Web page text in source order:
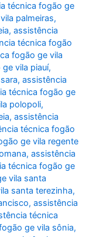
técnica fogão ge
palmeiras,
,assistência
técnica fogão
fogão ge vila
vila piauí,
,assistência
técnica fogão ge
polopoli,
,assistência
técnica fogão
ge vila regente
,assistência
técnica fogão ge
vila santa
santa terezinha,
,assistência
técnica
ge vila sônia,